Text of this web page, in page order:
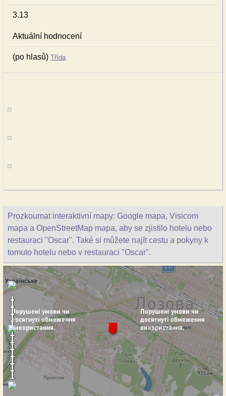
3.13
Aktuální hodnocení
(po hlasů) Třída
Prozkoumat interaktivní mapy: Google mapa, Visicom
mapa a OpenStreetMap mapa, aby se zjistilo hotelu nebo
restauraci "Oscar". Také si můžete najít cestu a pokyny k
tomuto hotelu nebo v restauraci "Oscar".